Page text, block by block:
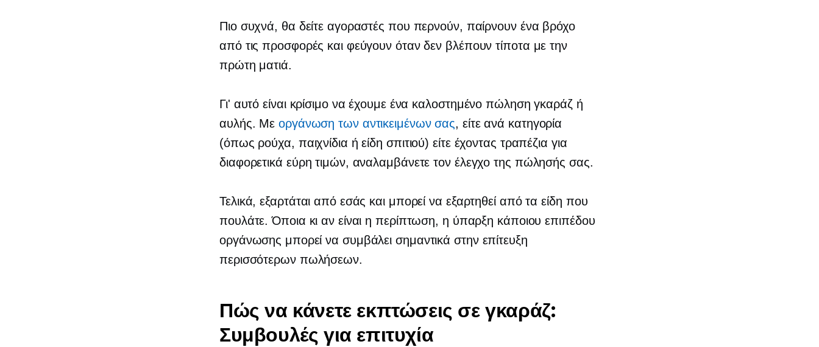
Πιο συχνά, θα δείτε αγοραστές που περνούν, παίρνουν ένα βρόχο
από τις προσφορές και φεύγουν όταν δεν βλέπουν τίποτα με την
πρώτη ματιά.
Γι' αυτό είναι κρίσιμο να έχουμε ένα καλοστημένο πώληση γκαράζ ή
αυλής. Μεοργάνωση των αντικειμένων σας, είτε ανά κατηγορία
(όπως ρούχα, παιχνίδια ή είδη σπιτιού) είτε έχοντας τραπέζια για
διαφορετικά εύρη τιμών, αναλαμβάνετε τον έλεγχο της πώλησής σας.
Τελικά, εξαρτάται από εσάς και μπορεί να εξαρτηθεί από τα είδη που
πουλάτε. Όποια κι αν είναι η περίπτωση, η ύπαρξη κάποιου επιπέδου
οργάνωσης μπορεί να συμβάλει σημαντικά στην επίτευξη
περισσότερων πωλήσεων.
Πώς να κάνετε εκπτώσεις σε γκαράζ:
Συμβουλές για επιτυχία